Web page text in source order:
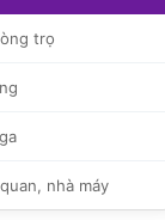
trọ
nhà máy